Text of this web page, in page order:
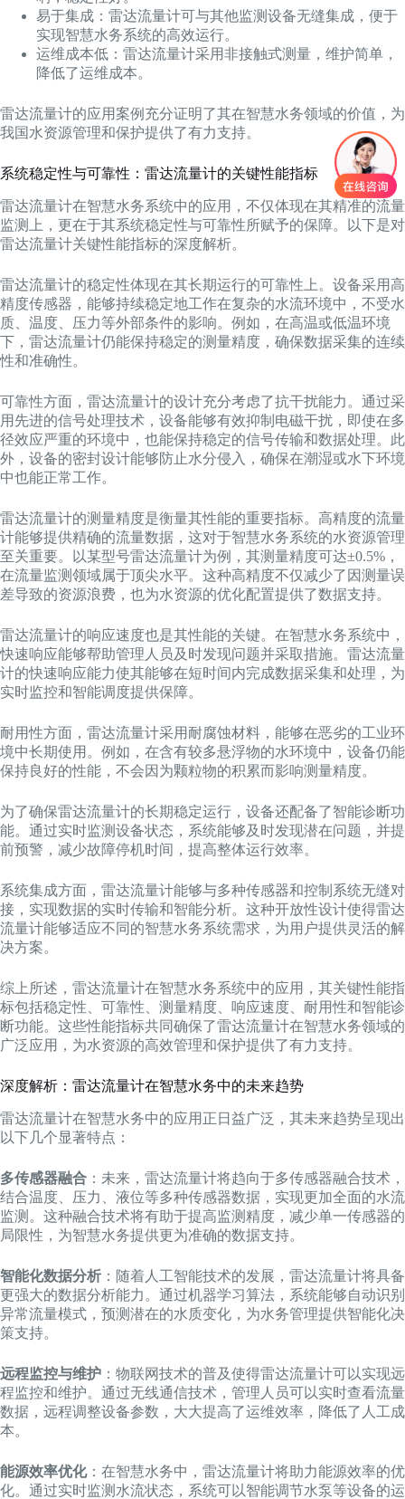
易于集成：雷达流量计可与其他监测设备无缝集成，便于
实现智慧水务系统的高效运行。
运维成本低：雷达流量计采用非接触式测量，维护简单，
降低了运维成本。
雷达流量计的应用案例充分证明了其在智慧水务领域的价值，为
我国水资源管理和保护提供了有力支持。
系统稳定性与可靠性：雷达流量计的关键性能指标
雷达流量计在智慧水务系统中的应用，不仅体现在其精准的流量
监测上，更在于其系统稳定性与可靠性所赋予的保障。以下是对
雷达流量计关键性能指标的深度解析。
雷达流量计的稳定性体现在其长期运行的可靠性上。设备采用高
精度传感器，能够持续稳定地工作在复杂的水流环境中，不受水
质、温度、压力等外部条件的影响。例如，在高温或低温环境
下，雷达流量计仍能保持稳定的测量精度，确保数据采集的连续
性和准确性。
可靠性方面，雷达流量计的设计充分考虑了抗干扰能力。通过采
用先进的信号处理技术，设备能够有效抑制电磁干扰，即使在多
径效应严重的环境中，也能保持稳定的信号传输和数据处理。此
外，设备的密封设计能够防止水分侵入，确保在潮湿或水下环境
中也能正常工作。
雷达流量计的测量精度是衡量其性能的重要指标。高精度的流量
计能够提供精确的流量数据，这对于智慧水务系统的水资源管理
至关重要。以某型号雷达流量计为例，其测量精度可达±0.5%，
在流量监测领域属于顶尖水平。这种高精度不仅减少了因测量误
差导致的资源浪费，也为水资源的优化配置提供了数据支持。
雷达流量计的响应速度也是其性能的关键。在智慧水务系统中，
快速响应能够帮助管理人员及时发现问题并采取措施。雷达流量
计的快速响应能力使其能够在短时间内完成数据采集和处理，为
实时监控和智能调度提供保障。
耐用性方面，雷达流量计采用耐腐蚀材料，能够在恶劣的工业环
境中长期使用。例如，在含有较多悬浮物的水环境中，设备仍能
保持良好的性能，不会因为颗粒物的积累而影响测量精度。
为了确保雷达流量计的长期稳定运行，设备还配备了智能诊断功
能。通过实时监测设备状态，系统能够及时发现潜在问题，并提
前预警，减少故障停机时间，提高整体运行效率。
系统集成方面，雷达流量计能够与多种传感器和控制系统无缝对
接，实现数据的实时传输和智能分析。这种开放性设计使得雷达
流量计能够适应不同的智慧水务系统需求，为用户提供灵活的解
决方案。
综上所述，雷达流量计在智慧水务系统中的应用，其关键性能指
标包括稳定性、可靠性、测量精度、响应速度、耐用性和智能诊
断功能。这些性能指标共同确保了雷达流量计在智慧水务领域的
广泛应用，为水资源的高效管理和保护提供了有力支持。
深度解析：雷达流量计在智慧水务中的未来趋势
雷达流量计在智慧水务中的应用正日益广泛，其未来趋势呈现出
以下几个显著特点：
多传感器融合 ：未来，雷达流量计将趋向于多传感器融合技术，
结合温度、压力、液位等多种传感器数据，实现更加全面的水流
监测。这种融合技术将有助于提高监测精度，减少单一传感器的
局限性，为智慧水务提供更为准确的数据支持。
智能化数据分析 ：随着人工智能技术的发展，雷达流量计将具备
更强大的数据分析能力。通过机器学习算法，系统能够自动识别
异常流量模式，预测潜在的水质变化，为水务管理提供智能化决
策支持。
远程监控与维护 ：物联网技术的普及使得雷达流量计可以实现远
程监控和维护。通过无线通信技术，管理人员可以实时查看流量
数据，远程调整设备参数，大大提高了运维效率，降低了人工成
本。
能源效率优化：在智慧水务中，雷达流量计将助力能源效率的优
化。通过实时监测水流状态，系统可以智能调节水泵等设备的运